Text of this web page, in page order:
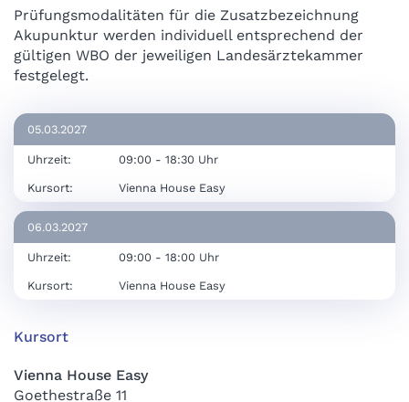
Prüfungsmodalitäten für die Zusatzbezeichnung
Akupunktur werden individuell entsprechend der
gültigen WBO der jeweiligen Landesärztekammer
festgelegt.
05.03.2027
Uhrzeit: 09:00 - 18:30 Uhr
Kursort: Vienna House Easy
06.03.2027
Uhrzeit: 09:00 - 18:00 Uhr
Kursort: Vienna House Easy
Kursort
Vienna House Easy
Goethestraße 11